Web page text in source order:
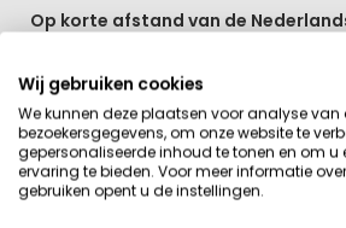
Op korte afstand van de
Je hoeft niet ver te rijden vanaf
vakantie te starten. Vergeet je
Vanaf de camping fiets je zo het
Verder is de ligging aan een
de Ems natuurlijk geweldig.
Wij gebruiken cookies
We kunnen deze plaatsen voor analyse van
bezoekersgegevens, om onze website te
gepersonaliseerde inhoud te tonen en om u
ervaring te bieden. Voor meer informatie
gebruiken opent u de instellingen.